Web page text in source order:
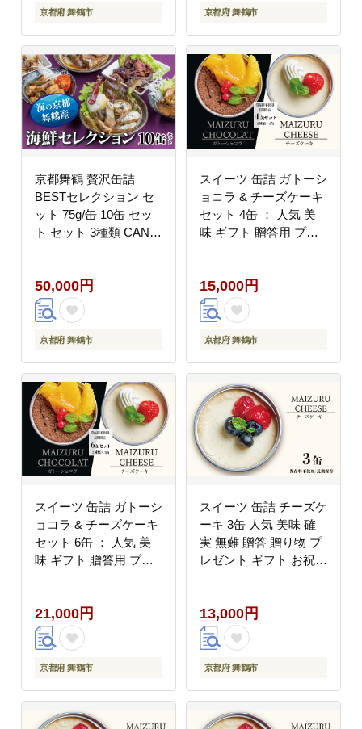
ーフード 旬 サワラ 鰆
京都府 舞鶴市
ーフード 旬 サワラ 鰆
京都府 舞鶴市
京都舞鶴 贅沢缶詰
BESTセレクション セ
ット 75g/缶 10缶 セッ
ト セット 3種類 CAN
サワラのゆずしょう油
ゆずしょう油 スパイス
アヒージョ 魚 海鮮 シ
ーフード 旬 サワラ 鰆
50,000円
京都府 舞鶴市
スイーツ 缶詰 ガトーシ
ョコラ & チーズケーキ
セット 4缶 ： 人気 美
味 ギフト 贈答用 プレ
慶事 プレゼント 手作り
北海道 国産 有精卵 安
全 安心 保存料無添加
厳選 スイス チョコ チ
15,000円
京都府 舞鶴市
スイーツ 缶詰 ガトーシ
ョコラ & チーズケーキ
セット 6缶 ： 人気 美
味 ギフト 贈答用 プレ
慶事 プレゼント 手作り
北海道 国産 有精卵 安
全 安心 保存料無添加
厳選 スイス チョコ チ
21,000円
京都府 舞鶴市
スイーツ 缶詰 チーズケ
ーキ 3缶 人気 美味 確
実 無難 贈答 贈り物 プ
レゼント ギフト お祝い
スイーツ スイーツ缶 ケ
ーキ 洋菓子 クリーム
北海道 国産 有精卵 安
全 安心 保存料無添加
13,000円
京都府 舞鶴市